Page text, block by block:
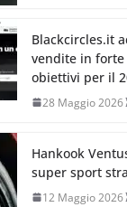
Blackcircles.it
vendite in forte
obiettivi per il
28 Maggio 2026
Hankook
super sport
12 Maggio 2026